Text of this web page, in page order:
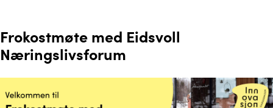
Frokostmøte med Eidsvoll
Næringslivsforum